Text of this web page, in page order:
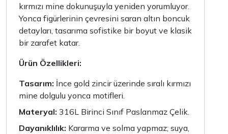
kırmızı mine dokunuşuyla yeniden yorumluyor.
Yonca figürlerinin çevresini saran altın boncuk
detayları, tasarıma sofistike bir boyut ve klasik
bir zarafet katar.
Ürün Özellikleri:
Tasarım: İnce gold zincir üzerinde sıralı kırmızı
mine dolgulu yonca motifleri.
Materyal: 316L Birinci Sınıf Paslanmaz Çelik.
Dayanıklılık: Kararma ve solma yapmaz; suya,